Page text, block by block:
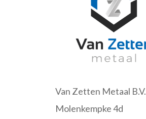
Van Zetten Metaal B.V.
Molenkempke 4d